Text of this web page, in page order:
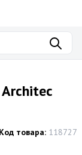
Код товара: 118727